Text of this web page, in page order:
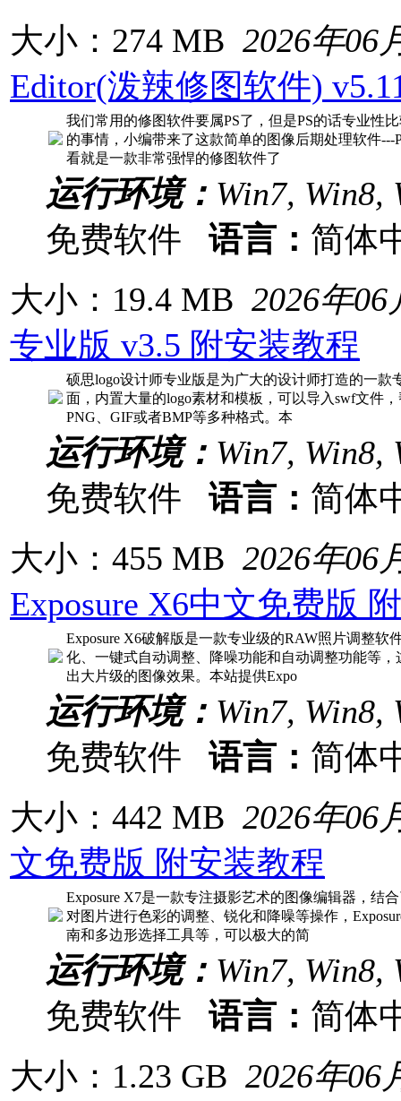
大小：274 MB 2026年06
Editor(泼辣修图软件)
我们常用的修图软件要属PS了，但是PS的话专业性
的事情，小编带来了这款简单的图像后期处理软件---
看就是一款非常强悍的修图软件了
运行环境： Win7, Win8,
免费软件 语言： 简体
大小：19.4 MB 2026年06
专业版 v3.5 附安装教程
硕思logo设计师专业版是为广大的设计师打造的一
面，内置大量的logo素材和模板，可以导入swf文件
PNG、GIF或者BMP等多种格式。本
运行环境： Win7, Win8,
免费软件 语言： 简体
大小：455 MB 2026年06
Exposure X6中文免费版
Exposure X6破解版是一款专业级的RAW照片调整软
化、一键式自动调整、降噪功能和自动调整功能等
出大片级的图像效果。本站提供Expo
运行环境： Win7, Win8,
免费软件 语言： 简体
大小：442 MB 2026年06
文免费版 附安装教程
Exposure X7是一款专注摄影艺术的图像编辑器，结
对图片进行色彩的调整、锐化和降噪等操作，
南和多边形选择工具等，可以极大的简
运行环境： Win7, Win8,
免费软件 语言： 简体
大小：1.23 GB 2026年06